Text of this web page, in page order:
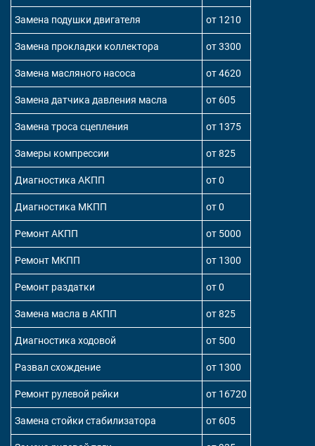
Замена подушки двигателя от 1210
Замена прокладки коллектора от 3300
Замена масляного насоса от 4620
Замена датчика давления масла от 605
Замена троса сцепления от 1375
Замеры компрессии от 825
Диагностика АКПП от 0
Диагностика МКПП от 0
Ремонт АКПП от 5000
Ремонт МКПП от 1300
Ремонт раздатки от 0
Замена масла в АКПП от 825
Диагностика ходовой от 500
Развал схождение от 1300
Ремонт рулевой рейки от 16720
Замена стойки стабилизатора от 605